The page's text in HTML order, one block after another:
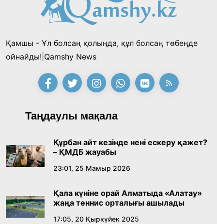
Қамшы - Ұл болсаң қолыңда, құл болсаң төбеңде
ойнайды!|Qamshy News
Таңдаулы мақала
Құрбан айт кезінде нені ескеру қажет?
– ҚМДБ жауабы
23:01, 25 Мамыр 2026
Қала күніне орай Алматыда «Алатау»
жаңа теннис орталығы ашылады
17:05, 20 Қыркүйек 2025